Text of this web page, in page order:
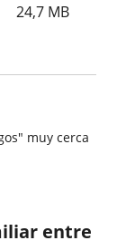
24,7 MB
muy cerca
entre